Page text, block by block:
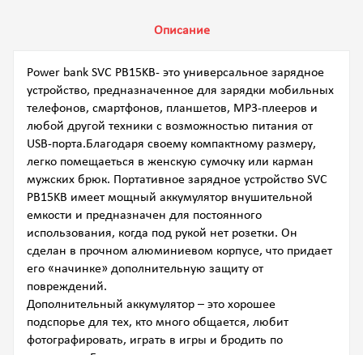
Описание
Power bank SVC PB15KB- это универсальное зарядное
устройство, предназначенное для зарядки мобильных
телефонов, смартфонов, планшетов, MP3-плееров и
любой другой техники с возможностью питания от
USB-порта.Благодаря своему компактному размеру,
легко помещаеться в женскую сумочку или карман
мужских брюк. Портативное зарядное устройство SVC
PB15KB имеет мощный аккумулятор внушительной
емкости и предназначен для постоянного
использования, когда под рукой нет розетки. Он
сделан в прочном алюминиевом корпусе, что придает
его «начинке» дополнительную защиту от
повреждений.
Дополнительный аккумулятор – это хорошее
подспорье для тех, кто много общается, любит
фотографировать, играть в игры и бродить по